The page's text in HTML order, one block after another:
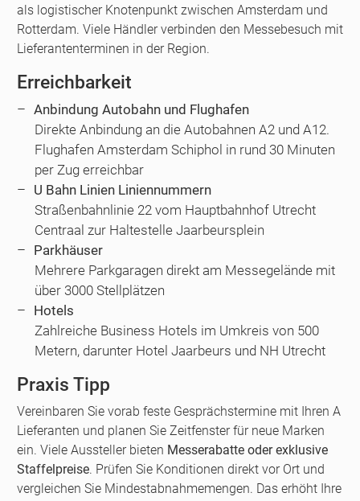
als logistischer Knotenpunkt zwischen Amsterdam und
Rotterdam. Viele Händler verbinden den Messebesuch mit
Lieferantenterminen in der Region.
Erreichbarkeit
Anbindung Autobahn und Flughafen
Direkte Anbindung an die Autobahnen A2 und A12.
Flughafen Amsterdam Schiphol in rund 30 Minuten
per Zug erreichbar
U Bahn Linien Liniennummern
Straßenbahnlinie 22 vom Hauptbahnhof Utrecht
Centraal zur Haltestelle Jaarbeursplein
Parkhäuser
Mehrere Parkgaragen direkt am Messegelände mit
über 3000 Stellplätzen
Hotels
Zahlreiche Business Hotels im Umkreis von 500
Metern, darunter Hotel Jaarbeurs und NH Utrecht
Praxis Tipp
Vereinbaren Sie vorab feste Gesprächstermine mit Ihren A
Lieferanten und planen Sie Zeitfenster für neue Marken
ein. Viele Aussteller bieten Messerabatte oder exklusive
Staffelpreise. Prüfen Sie Konditionen direkt vor Ort und
vergleichen Sie Mindestabnahmemengen. Das erhöht Ihre